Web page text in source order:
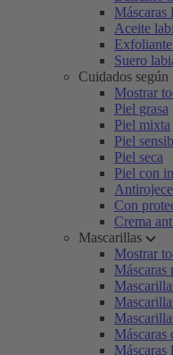
Máscaras
Aceite
Suero
Cuidados según
Mostrar
Piel grasa
Piel mixta
Piel
Piel seca
Piel con
Con
Crema
Mascarillas
Mostrar
Máscaras
Máscaras
Máscaras